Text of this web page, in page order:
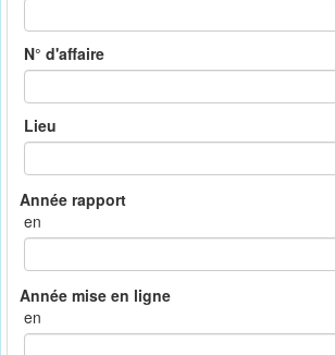
N° d'affaire
Lieu
en
en